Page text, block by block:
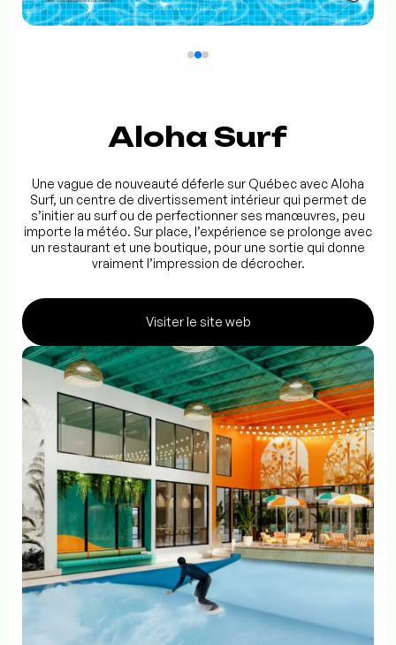
Aloha Surf
Une vague de nouveauté déferle sur Québec avec Aloha
Surf, un centre de divertissement intérieur qui permet de
s’initier au surf ou de perfectionner ses manœuvres, peu
importe la météo. Sur place, l’expérience se prolonge avec
un restaurant et une boutique, pour une sortie qui donne
vraiment l’impression de décrocher.
Visiter le site web